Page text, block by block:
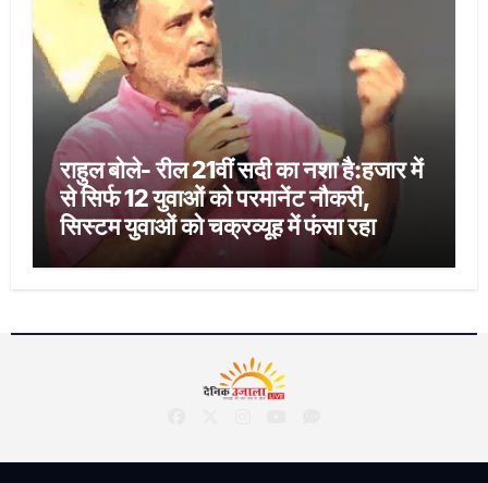
राहुल बोले- रील 21वीं सदी का नशा है:हजार में
से सिर्फ 12 युवाओं को परमानेंट नौकरी,
सिस्टम युवाओं को चक्रव्यूह में फंसा रहा